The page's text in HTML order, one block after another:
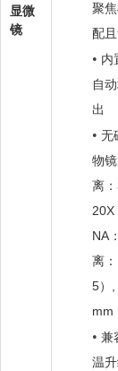
显微
镜
聚
配
• 内
自
出
• 无
物
离：
20X
NA：
离：
5）
mm
• 兼
温